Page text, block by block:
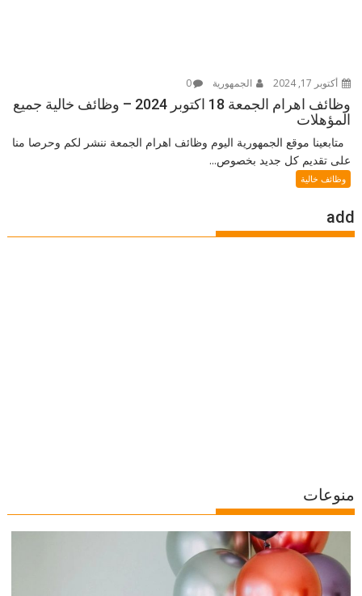
أكتوبر 17, 2024 الجمهورية 0
وظائف اهرام الجمعة 18 اكتوبر 2024 – وظائف خالية جميع
المؤهلات
متابعينا موقع الجمهورية اليوم وظائف اهرام الجمعة ننشر لكم وحرصا منا
على تقديم كل جديد بخصوص...
وظائف خالية
add
منوعات